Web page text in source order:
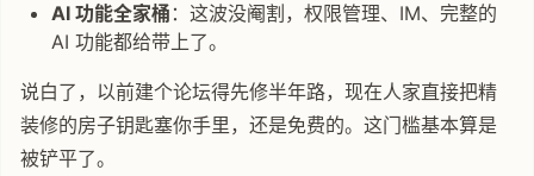
AI 功能全家桶 ：这波没阉割，权限管理、IM、完整的
AI 功能都给带上了。
说白了，以前建个论坛得先修半年路，现在人家直接把精
装修的房子钥匙塞你手里，还是免费的。这门槛基本算是
被铲平了。